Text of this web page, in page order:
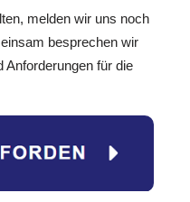
melden wir uns noch
besprechen wir
Anforderungen für die